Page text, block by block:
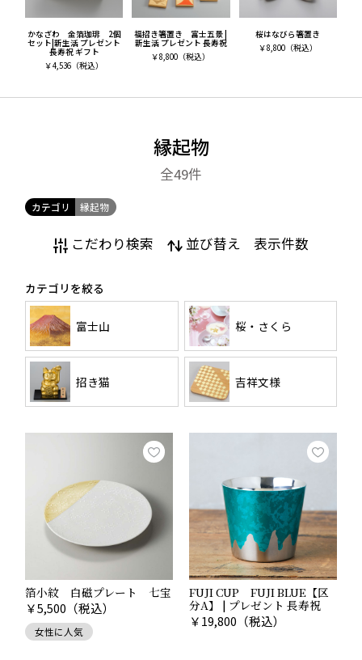
た精神文化が宿っており、今では贈り物などにも人気と
なっています。
箔一では、こうした縁起物をより現代的なスタイルの中
礎知識のほか、人気のランキングなどについてもご紹介
また情報ページ「
あわせてごらんくださいませ。
【関連記事】
縁起物についての記事一覧
Point.01
多くの縁起物は歳時記や年中行事と結びついて、人々の
生活に根付いていきました。
お正月には干支の動物を飾り、桃の節句・端午の節句に
は子供の健やかな成長を願って人形を飾ります。また、
年末の酉の市では縁起物の熊手を並べるほか、七夕、お
盆、お彼岸、月見、冬至、晦日など、季節の移り替わり
とともに、日々の安寧への願いを込めて季節のしつらえ
をほどこします。美しい四季に恵まれた日本には、歳時
記を大切にしながら縁起物を飾る豊かな生活文化があり
ます。家族の幸せを願って、四季に応じた縁起物のある
暮らしを楽しんでみてはいかがでしょうか。
かなざわ 金箔珈琲 2個
セット|新生活 プレゼント
長寿祝 ギフト
￥4,536 （税込）
福招き箸置き 富士五景 |
新生活 プレゼント 長寿祝
￥8,800 （税込）
桜はなびら箸置き
￥8,800（税込）
縁起物
全49件
カテゴリ 縁起物
こだわり検索 並び替え 表示件数
カテゴリを絞る
富士山 桜・さくら
招き猫 吉祥文様
箔小紋 白磁プレート 七宝
￥5,500 （税込）
女性に人気
FUJI CUP FUJI BLUE【区
分A】 | プレゼント 長寿祝
￥19,800 （税込）